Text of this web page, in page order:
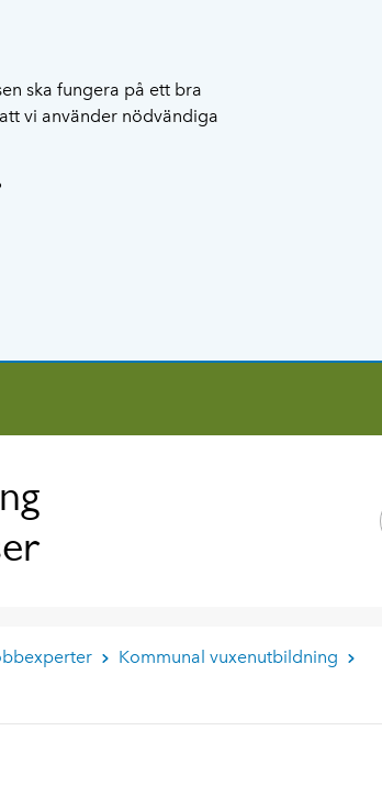
ska fungera på ett bra
vi använder nödvändiga
Kommunal vuxenutbildning